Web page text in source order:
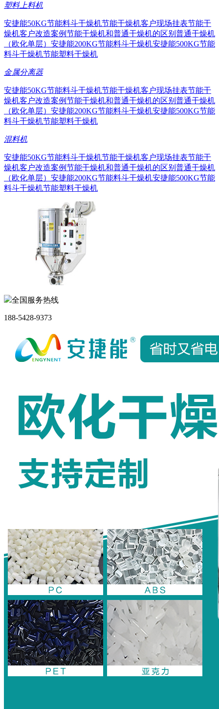
塑料上料机
安捷能50KG节能料斗干燥机节能干燥机客户现场挂表节能干
燥机客户改造案例节能干燥机和普通干燥机的区别 普通干燥机
（欧化单层） 安捷能200KG节能料斗干燥机安捷能500KG节能
料斗干燥机节能塑料干燥机
金属分离器
安捷能50KG节能料斗干燥机节能干燥机客户现场挂表节能干
燥机客户改造案例节能干燥机和普通干燥机的区别 普通干燥机
（欧化单层） 安捷能200KG节能料斗干燥机安捷能500KG节能
料斗干燥机节能塑料干燥机
混料机
安捷能50KG节能料斗干燥机节能干燥机客户现场挂表节能干
燥机客户改造案例节能干燥机和普通干燥机的区别 普通干燥机
（欧化单层） 安捷能200KG节能料斗干燥机安捷能500KG节能
料斗干燥机节能塑料干燥机
全国服务热线
188-5428-9373